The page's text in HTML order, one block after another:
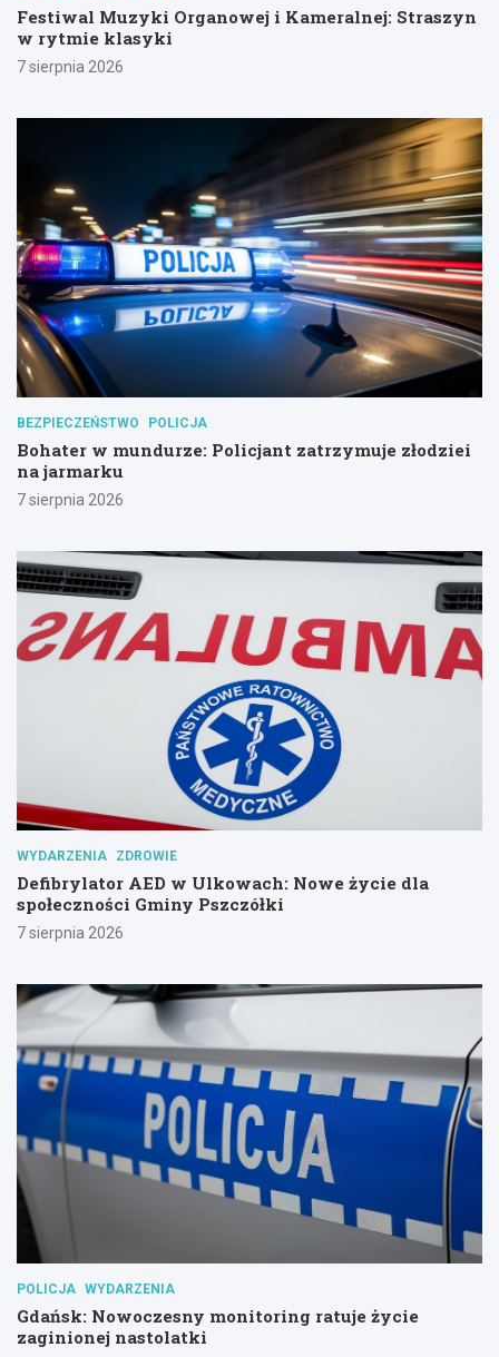
Festiwal Muzyki Organowej i Kameralnej: Straszyn
w rytmie klasyki
7 sierpnia 2026
BEZPIECZEŃSTWO POLICJA
Bohater w mundurze: Policjant zatrzymuje złodziei
na jarmarku
7 sierpnia 2026
WYDARZENIA ZDROWIE
Defibrylator AED w Ulkowach: Nowe życie dla
społeczności Gminy Pszczółki
7 sierpnia 2026
POLICJA WYDARZENIA
Gdańsk: Nowoczesny monitoring ratuje życie
zaginionej nastolatki